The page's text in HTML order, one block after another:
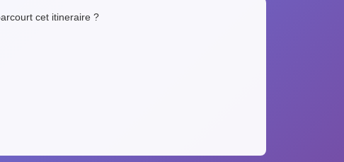
cet itineraire ?